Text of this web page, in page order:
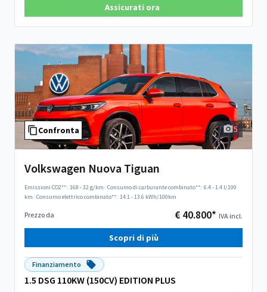
Assicurati ora
Confronta 5
Volkswagen Nuova Tiguan
Emissioni CO2**: 168 - 32 g/km ·Consumo di carburante combinato**: 6.4 - 1.4 l/100
km ·Consumo elettrico combinato**: 14.1 - 13.6 kWh/100km
Prezzo da € 40.800* IVA incl.
Scopri di più
Finanziamento
1.5 DSG 110KW (150CV) EDITION PLUS